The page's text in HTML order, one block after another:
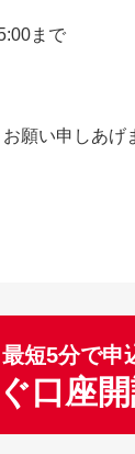
まで
願い申しあげ
最短5分で申
口座